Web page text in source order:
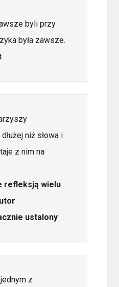
byli przy
była zawsze.
niż słowa i
z nim na
refleksją wielu
ustalony
z